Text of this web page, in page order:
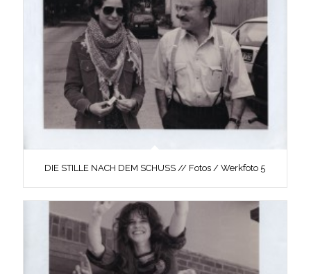
DIE STILLE NACH DEM SCHUSS // Fotos / Werkfoto 5